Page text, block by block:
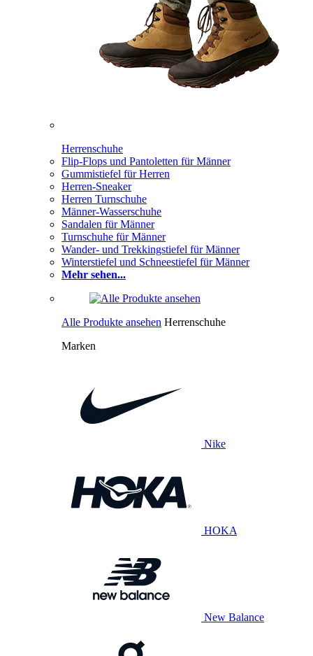
Herrenschuhe
Flip-Flops und Pantoletten für Männer
Gummistiefel für Herren
Herren-Sneaker
Herren Turnschuhe
Männer-Wasserschuhe
Sandalen für Männer
Turnschuhe für Männer
Wander- und Trekkingstiefel für Männer
Winterstiefel und Schneestiefel für Männer
Mehr sehen...
Alle Produkte ansehen Herrenschuhe
Marken
Nike
HOKA
New Balance